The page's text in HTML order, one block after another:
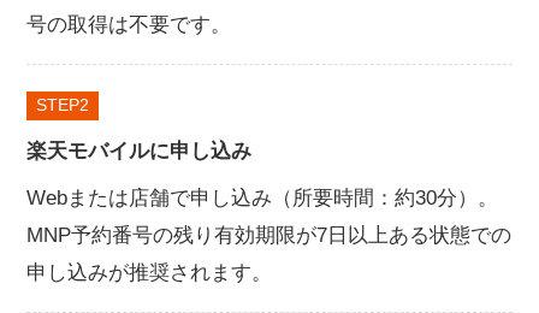
号の取得は不要です。
STEP
楽天モバイルに申し込み
Webまたは店舗で申し込み（所要時間：約30分）。
MNP予約番号の残り有効期限が7日以上ある状態での
申し込みが推奨されます。